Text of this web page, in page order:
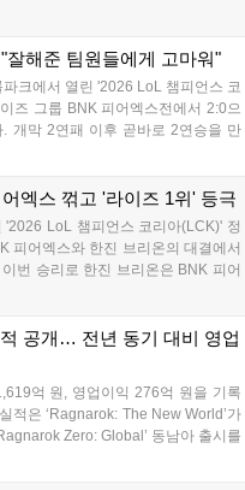
며 8일 오후 2시 인비테이셔
다. 사전 예약은 조기 마감될
해준 팀원들에게 고마워"
크에서 열린 '2026 LoL 챔피언스 코
즈 그룹 BNK 피어엑스전에서 2:0으
개막 2연패 이후 곧바로 2연승을 만
기대감을 올렸다. 다음은 이날 데뷔
엑스 꺾고 '라이즈 1위' 등극
LoL 챔피언스 코리아(LCK)' 정
피어엑스와 한진 브리온의 대결에서
번 승리로 한진 브리온은 BNK 피어
라섰다. 1세트, 한진 브리온이 '로머'
공개… 전년 동기 대비 영업
억 원, 영업이익 276억 원을 기록
적은 ‘Ragnarok: The New World’가
Zero: Global’ 동남아 출시를
EX’, 9월 22일 ‘갈바테인’ 등 다양한